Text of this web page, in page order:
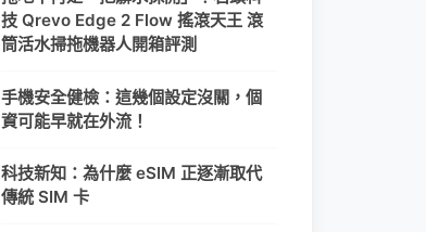
技 Qrevo Edge 2 Flow 搖滾天王 滾
筒活水掃拖機器人開箱評測
手機安全健檢：這幾個設定沒關，個
資可能早就在外流！
科技新知：為什麼 eSIM 正逐漸取代
傳統 SIM 卡